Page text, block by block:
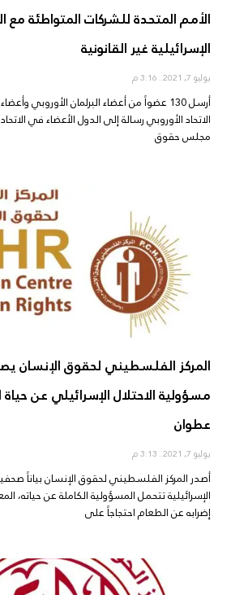
الأمم المتحدة للشركات المتواطئة
الإسرائيلية غير القانونية
يوليو 7, 2021
أرسل 130 عضواً من أعضاء البرلمان الأوروبي
الاتحاد الأوروبي رسالة إلى الدول الأعضاء في
مجلس حقوق
المركز الفلسطيني لحقوق الإنسان
مسؤولية الاحتلال الإسرائيلي عن
عطوان
يوليو 7, 2021
أصدر المركز الفلسطيني لحقوق الإنسان بياناً
الإسرائيلية تتحمل المسؤولية الكاملة عن حياته،
إضرابه عن الطعام احتجاجاً على